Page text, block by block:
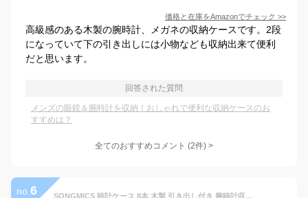
価格と在庫をAmazonでチェック >>
高級感のある木製の腕時計、メガネの収納ケースです。2段
になっていて下の引き出しには小物なども収納出来て便利
だと思います。
回答された質問
メンズの眼鏡＆腕時計を収納！おしゃれで便利な収納ケースのお
すすめは？
全てのおすすめコメント (2件) >
no. 6 SONGMICS 時計ケース 8本 木製 引き出し付き 腕時計収納 コレクションケース 高級感 ジュエリーボックス 2段式 ウォッチ アクセサリー 父の日プレゼント メンズ レディース お祝いギフト 送料無料(北海道 沖縄 離島など除く)